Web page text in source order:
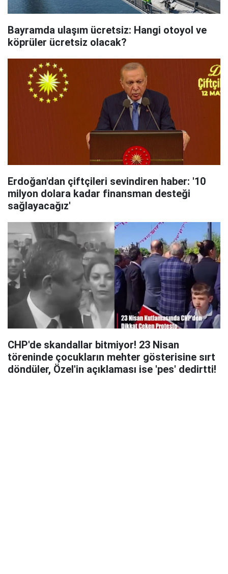
Bayramda ulaşım ücretsiz: Hangi otoyol ve
köprüler ücretsiz olacak?
Erdoğan'dan çiftçileri sevindiren haber: '10
milyon dolara kadar finansman desteği
sağlayacağız'
CHP'de skandallar bitmiyor! 23 Nisan
töreninde çocukların mehter gösterisine sırt
döndüler, Özel'in açıklaması ise 'pes' dedirtti!